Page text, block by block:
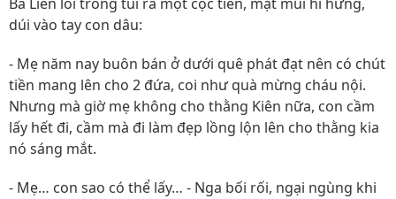
dúi vào tay con dâu:
- Mẹ năm nay buôn bán ở dưới quê phát đạt nên có chút
tiền mang lên cho 2 đứa, coi như quà mừng cháu nội.
Nhưng mà giờ mẹ không cho thằng Kiên nữa, con cầm
lấy hết đi, cầm mà đi làm đẹp lồng lộn lên cho thằng kia
nó sáng mắt.
- Mẹ… con sao có thể lấy… - Nga bối rối, ngại ngùng khi